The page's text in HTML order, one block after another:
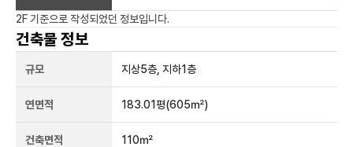
2F 기준으로 작성되었던 정보입니다.
건축물 정보
규모 지상5층, 지하1층
연면적 183.01평(605㎡)
건축면적 110㎡